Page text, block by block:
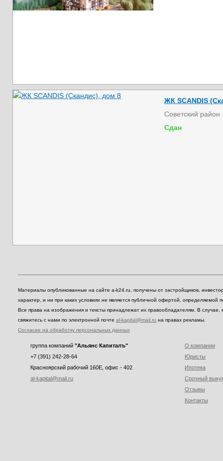
ЖК SCANDIS
Советский район
Сдан
Материалы опубликованные на сайте a-k24.ru, получены от застройщиков,
характер, и ни при каких условиях не является публичной офертой,
Все права на изображения и тексты принадлежат их правообладателям. В
свяжитесь с нами по электронной почте al-kapital@mail.ru на правах рекламы.
Согласие на обработку персональных данных
группа компаний "Альянс Капиталъ"
+7 (391) 242-28-64
Красноярский рабочий 160E, офис - 402
al-kapital@mail.ru
О компании
Юристы
Ипотека
Срочный
Отзывы
Контакты